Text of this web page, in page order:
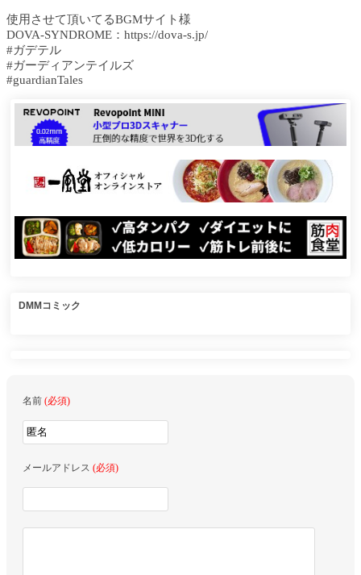
使用させて頂いてるBGMサイト様
DOVA-SYNDROME：https://dova-s.jp/
#ガデテル
#ガーディアンテイルズ
#guardianTales
DMMコミック
名前 (必須)
メールアドレス (必須)